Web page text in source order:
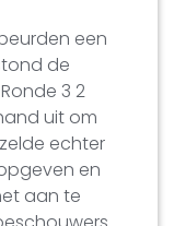
een
de
3 2
uit om
echter
en
aan te